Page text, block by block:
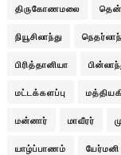
திருகோணமலை
நியூசிலாந்து
பிரித்தானியா
மட்டக்களப்பு
மன்னார் மாவீரர்
யாழ்ப்பாணம் யேர்மனி